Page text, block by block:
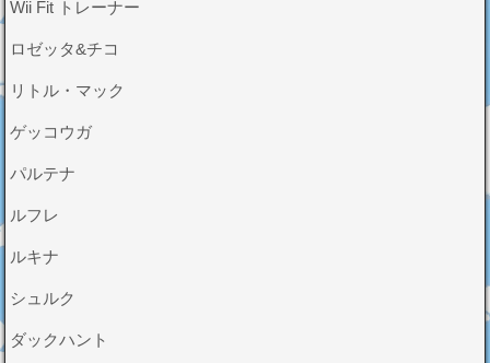
Wii Fit トレーナー
ロゼッタ&チコ
リトル・マック
ゲッコウガ
パルテナ
ルフレ
ルキナ
シュルク
ダックハント